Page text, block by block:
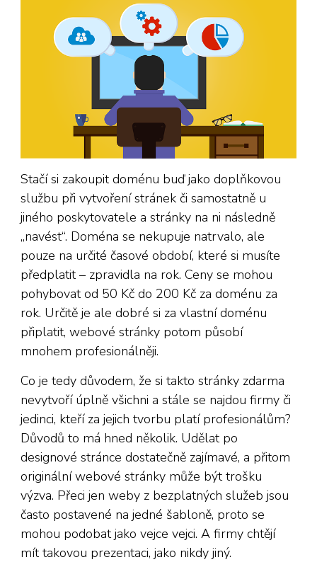
Stačí si zakoupit doménu buď jako doplňkovou
službu při vytvoření stránek či samostatně u
jiného poskytovatele a stránky na ni následně
„navést“. Doména se nekupuje natrvalo, ale
pouze na určité časové období, které si musíte
předplatit – zpravidla na rok. Ceny se mohou
pohybovat od 50 Kč do 200 Kč za doménu za
rok. Určitě je ale dobré si za vlastní doménu
připlatit, webové stránky potom působí
mnohem profesionálněji.
Co je tedy důvodem, že si takto stránky zdarma
nevytvoří úplně všichni a stále se najdou firmy či
jedinci, kteří za jejich tvorbu platí profesionálům?
Důvodů to má hned několik. Udělat po
designové stránce dostatečně zajímavé, a přitom
originální webové stránky může být trošku
výzva. Přeci jen weby z bezplatných služeb jsou
často postavené na jedné šabloně, proto se
mohou podobat jako vejce vejci. A firmy chtějí
mít takovou prezentaci, jako nikdy jiný.